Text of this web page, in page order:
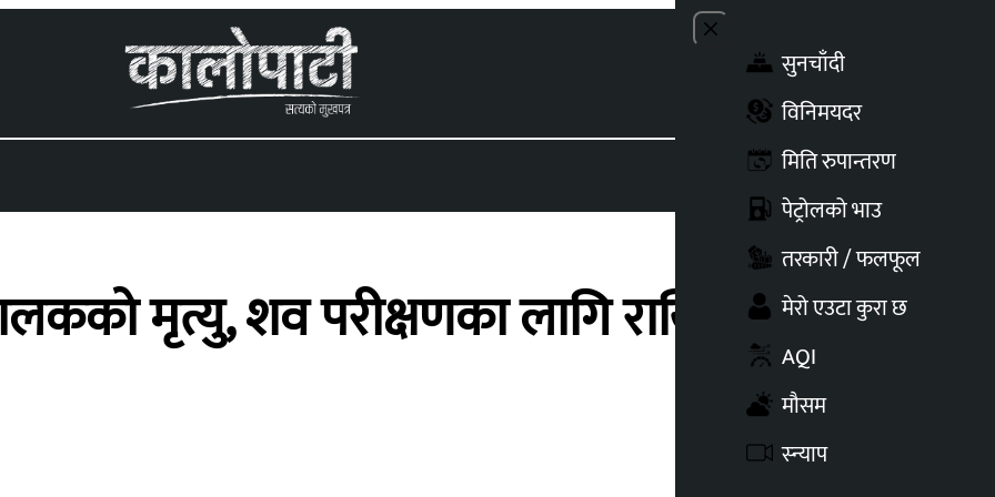
Close menu
सुनचाँदी
विनिमयदर
मिति रुपान्तरण
पेट्रोलको भाउ
तरकारी / फलफूल
मेरो एउटा कुरा छ
AQI
मौसम
स्न्याप
मृत्यु, शव परीक्षणका लागि राखियो बेनी